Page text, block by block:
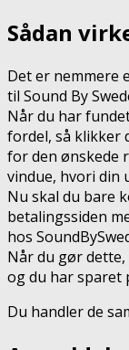
Sådan
Det er nemmere
til Sound By
Når du har
fordel, så klikker
for den ønskede
vindue, hvori din
Nu skal du bare
betalingssiden
hos
Når du gør
og du har sparet
Du handler de